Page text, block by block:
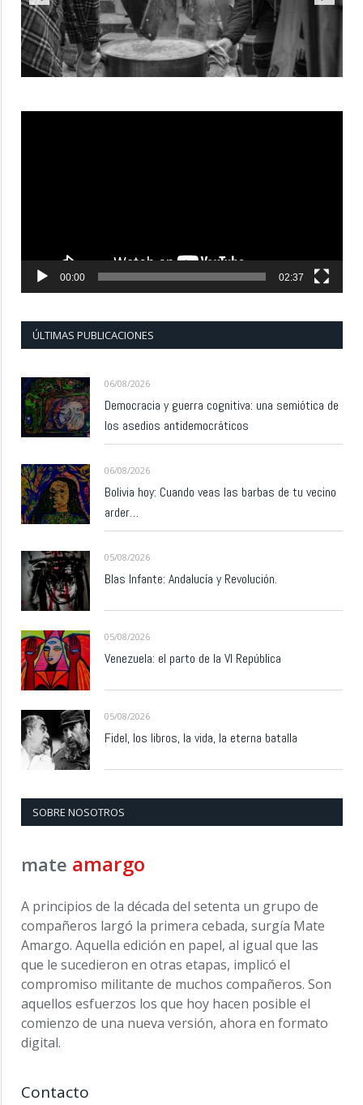
00:00 02:37
ÚLTIMAS PUBLICACIONES
06/08/2026
Democracia y guerra cognitiva: una semiótica de
los asedios antidemocráticos
06/08/2026
Bolivia hoy: Cuando veas las barbas de tu vecino
arder…
05/08/2026
Blas Infante: Andalucía y Revolución.
05/08/2026
Venezuela: el parto de la VI República
05/08/2026
Fidel, los libros, la vida, la eterna batalla
SOBRE NOSOTROS
mate amargo
A principios de la década del setenta un grupo de
compañeros largó la primera cebada, surgía Mate
Amargo. Aquella edición en papel, al igual que las
que le sucedieron en otras etapas, implicó el
compromiso militante de muchos compañeros. Son
aquellos esfuerzos los que hoy hacen posible el
comienzo de una nueva versión, ahora en formato
digital.
Contacto